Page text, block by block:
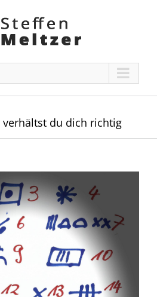
verhältst du dich richtig